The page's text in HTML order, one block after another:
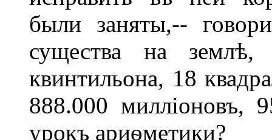
были заняты,--
существа на землѣ,
квинтильона, 18
888.000 милліоновъ,
урокъ ариѳметики?